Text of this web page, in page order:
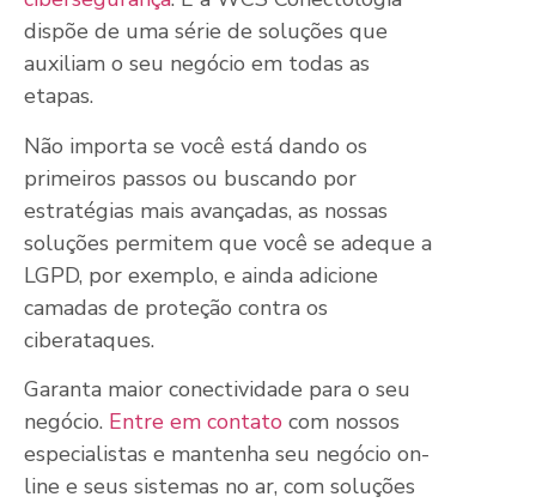
dispõe de uma série de soluções que
auxiliam o seu negócio em todas as
etapas.
Não importa se você está dando os
primeiros passos ou buscando por
estratégias mais avançadas, as nossas
soluções permitem que você se adeque a
LGPD, por exemplo, e ainda adicione
camadas de proteção contra os
ciberataques.
Garanta maior conectividade para o seu
negócio. Entre em contato com nossos
especialistas e mantenha seu negócio on-
line e seus sistemas no ar, com soluções